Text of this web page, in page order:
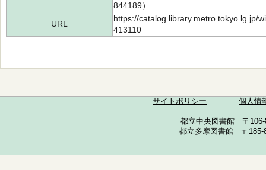
844189）
URL
https://catalog.library.metro.tokyo.lg.jp/
413110
サイトポリシー 個人情
都立中央図書館 〒
都立多摩図書館 〒185-